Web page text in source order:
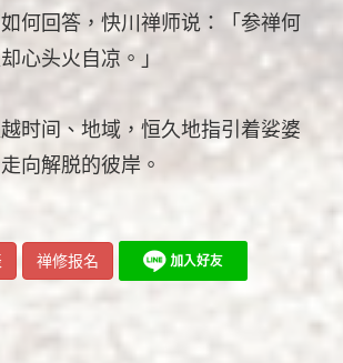
何回答，快川禅师说：「参禅何
心头火自凉。」
时间、地域，恒久地指引着娑婆
向解脱的彼岸。
禅修报名